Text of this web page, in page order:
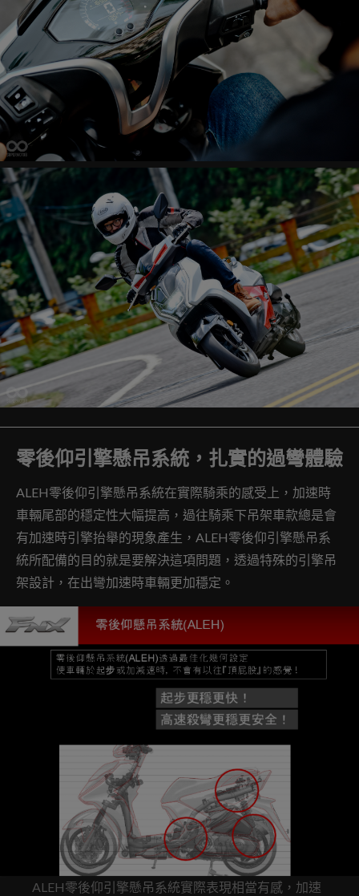
零後仰引擎懸吊系統，扎實的過彎體驗
ALEH零後仰引擎懸吊系統在實際騎乘的感受上，加速時
車輛尾部的穩定性大幅提高，過往騎乘下吊架車款總是會
有加速時引擎抬舉的現象產生，ALEH零後仰引擎懸吊系
統所配備的目的就是要解決這項問題，透過特殊的引擎吊
架設計，在出彎加速時車輛更加穩定。
ALEH零後仰引擎懸吊系統實際表現相當有感，加速